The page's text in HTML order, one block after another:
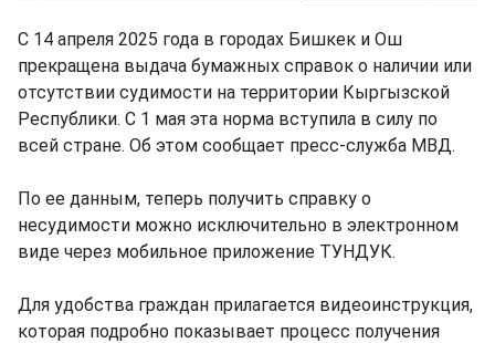
С 14 апреля 2025 года в городах Бишкек и Ош
прекращена выдача бумажных справок о наличии или
отсутствии судимости на территории Кыргызской
Республики. С 1 мая эта норма вступила в силу по
всей стране. Об этом сообщает пресс-служба МВД.
По ее данным, теперь получить справку о
несудимости можно исключительно в электронном
виде через мобильное приложение ТУНДУК.
Для удобства граждан прилагается видеоинструкция,
которая подробно показывает процесс получения